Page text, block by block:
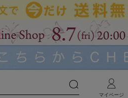
マイページ